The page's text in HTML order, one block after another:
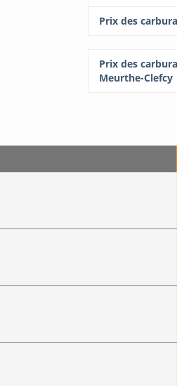
Prix des
Prix des
Meurthe-Clefcy